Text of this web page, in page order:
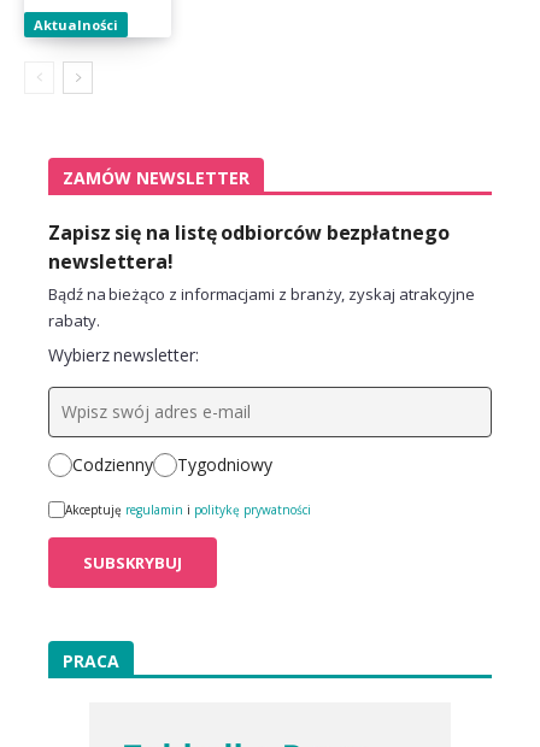
Aktualności
ZAMÓW NEWSLETTER
Zapisz się na listę odbiorców bezpłatnego
newslettera!
Bądź na bieżąco z informacjami z branży, zyskaj atrakcyjne
rabaty.
Wybierz newsletter:
Codzienny Tygodniowy
Akceptuję regulamin i politykę prywatności
PRACA